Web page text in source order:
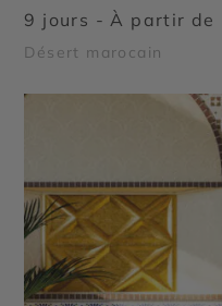
9 jours - À partir de
Désert marocain